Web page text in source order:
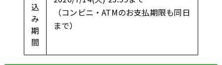
込
み
期
間
（コンビニ・ATMのお支払期限も同日
まで）